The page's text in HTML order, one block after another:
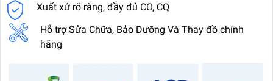
Xuất xứ rõ ràng, đầy đủ CO, CQ
Hỗ trợ Sửa Chữa, Bảo Dưỡng Và Thay đồ chính
hãng